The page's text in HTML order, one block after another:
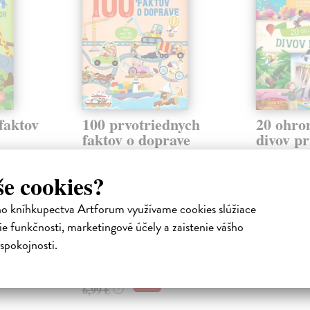
cookies?
kníhkupectva Artforum využívame cookies slúžiace
funkčnosti, marketingové účely a zaistenie vášho
100 prvotriednych
faktov o doprave
kolektív autorov| Kniha
objavovať 100 zábavných,
zaujímavých a často
prekvapujúcich faktov o doprave
...
Zasielame do 10 dní
6,99 € ?
20
divov
kolektív
PRÍRODY.
krásne miesta
Zasielame